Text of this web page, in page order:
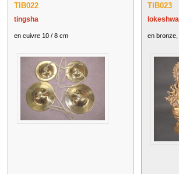
TIB022
tingsha
en cuivre 10 / 8 cm
TIB023
en